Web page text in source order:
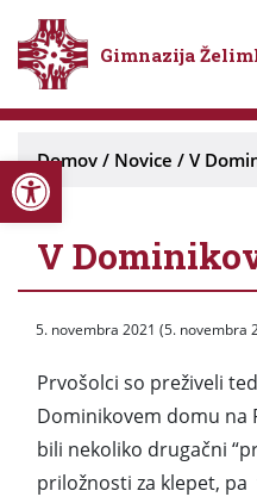
Open toolbar
Gimnazija
Domov / Novice / V
V
5. novembra 2021 (5. novembra
Prvošolci so preživeli
Dominikovem domu na
bili nekoliko drugačni
priložnosti za klepet,